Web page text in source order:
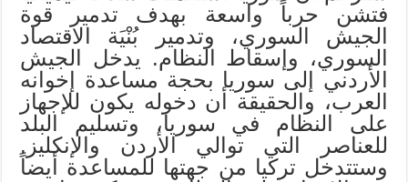
فتشن حرباً واسعة بهدف تدمير قوة
الجيش السوري، وتدمير بُنْيَة الاقتصاد
السوري، وإسقاط النظام. يدخل الجيش
الأردني إلى سوريا بحجة مساعدة إخوانه
العرب، والحقيقة أن دخوله يكون للإجهاز
على النظام في سوريا، وتسليم البلد
للعناصر التي توالي الأردن والإنكليز.
وستتدخل تركيا من جهتها للمساعدة أيضاً